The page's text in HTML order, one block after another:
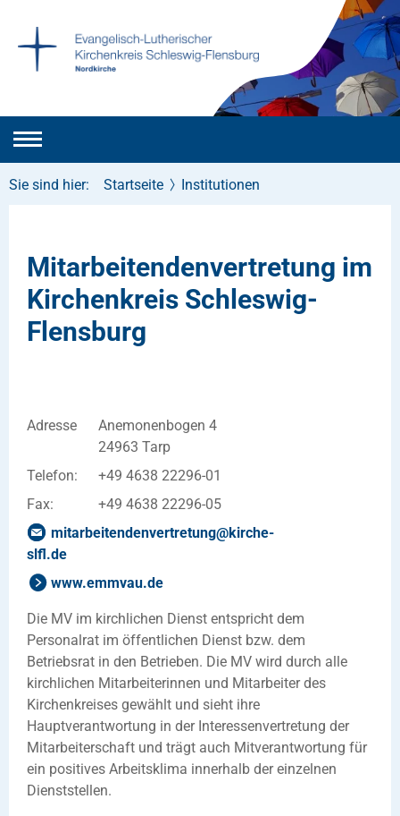
Sie sind hier: Startseite Institutionen
Mitarbeitendenvertretung im
Kirchenkreis Schleswig-
Flensburg
Adresse
Anemonenbogen 4
24963 Tarp
Telefon:
+49 4638 22296-01
Fax:
+49 4638 22296-05
mitarbeitendenvertretung@kirche-
slfl.de
www.emmvau.de
Die MV im kirchlichen Dienst entspricht dem
Personalrat im öffentlichen Dienst bzw. dem
Betriebsrat in den Betrieben. Die MV wird durch alle
kirchlichen Mitarbeiterinnen und Mitarbeiter des
Kirchenkreises gewählt und sieht ihre
Hauptverantwortung in der Interessenvertretung der
Mitarbeiterschaft und trägt auch Mitverantwortung für
ein positives Arbeitsklima innerhalb der einzelnen
Dienststellen.